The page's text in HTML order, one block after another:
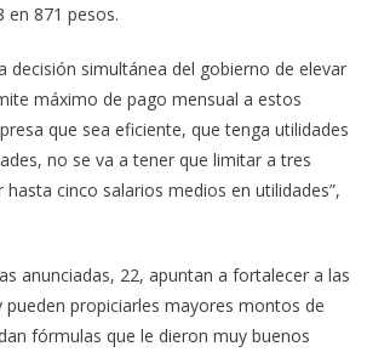
en 871 pesos.
decisión simultánea del gobierno de elevar
máximo de pago mensual a estos
que sea eficiente, que tenga utilidades
no se va a tener que limitar a tres
hasta cinco salarios medios en utilidades”,
anunciadas, 22, apuntan a fortalecer a las
pueden propiciarles mayores montos de
fórmulas que le dieron muy buenos